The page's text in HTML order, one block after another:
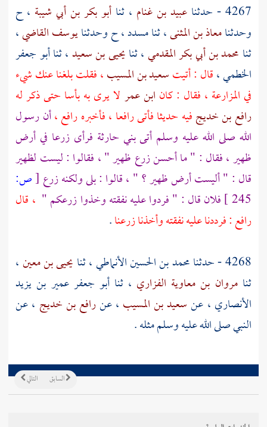
4267 - حدثنا
عبيد بن غنام ، ثنا أبو بكر بن أبي شيبة ، ح
وحدثنامعاذ بن المثنى، ثنامسدد، ح وحدثنايوسف القاضي،
ثنا محمد بن أبي بكر المقدمي، ثنايحيى بن سعيد، ثناأبو جعفر
الخطمي،قال : أتيتسعيد بن المسيب، فقلت بلغنا عنك شيء
في المزارعة ، فقال : كان ابن عمر لا يرى به بأسا حتى ذكر له
رافع بن خديجفيه حديثا فأتىرافعا ، فأخبرهرافع،أن رسول
الله صلى الله عليه وسلم أتىبني حارثة فرأى زرعا في أرض
ظهير ، فقال : " ما أحسن زرع ظهير " ، فقالوا : ليست لظهير
قال : " أليست أرض ظهير ؟ " ، قالوا : بلى ولكنه زرع [ص:
245 ] فلان قال : " فردوا عليه نفقته وخذوا زرعكم " ، قال
رافع: فرددنا عليه نفقته وأخذنا زرعنا.
4268 - حدثنا
محمد بن الحسين الأنماطي، ثنا يحيى بن معين،
ثنامروان بن معاوية الفزاري ، ثناأبو جعفر عمير بن يزيد
الأنصاري ، عنسعيد بن المسيب ، عنرافع بن خديج ، عن
النبي صلى الله عليه وسلم مثله .
التالي السابق